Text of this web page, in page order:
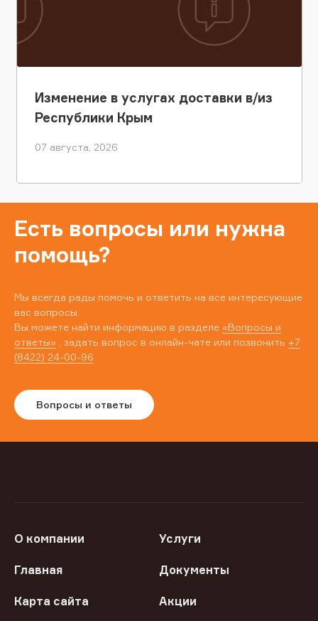
Изменение в услугах доставки в/из
Республики Крым
07 августа, 2026
Есть вопросы или нужна
помощь?
Мы всегда рады помочь и ответить на все интересующие
вас вопросы.
Вы можете найти информацию в разделе «Вопросы и
ответы» , задать вопрос в онлайн-чате или позвонить +7
(8422) 24-00-96
Вопросы и ответы
О компании Услуги
Главная Документы
Карта сайта Акции